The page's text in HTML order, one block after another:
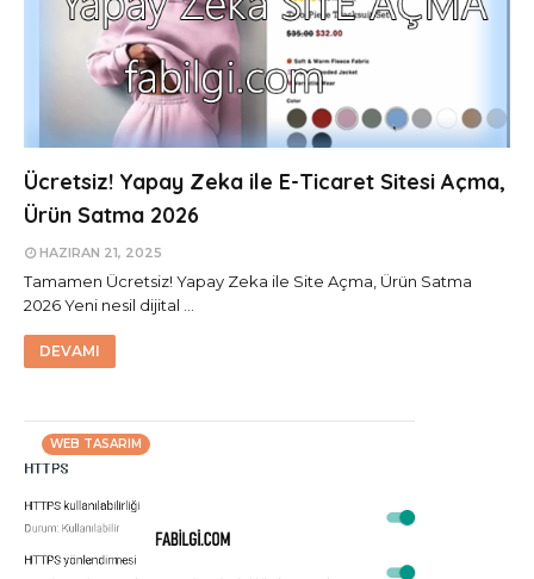
Ücretsiz! Yapay Zeka ile E-Ticaret Sitesi Açma,
Ürün Satma 2026
HAZIRAN 21, 2025
Tamamen Ücretsiz! Yapay Zeka ile Site Açma, Ürün Satma
2026 Yeni nesil dijital …
DEVAMI
WEB TASARIM